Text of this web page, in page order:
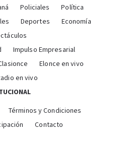
Policiales
Política
Deportes
Economía
Impulso Empresarial
Elonce en vivo
en vivo
Términos y Condiciones
Contacto